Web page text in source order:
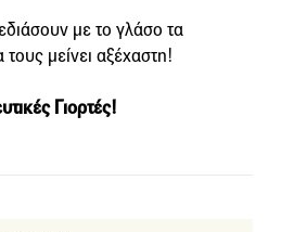
με το γλάσο τα
μείνει αξέχαστη!
Γιορτές!